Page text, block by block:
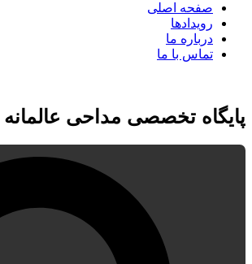
صفحه اصلی
رویدادها
درباره ما
تماس با ما
پایگاه تخصصی مداحی عالمانه